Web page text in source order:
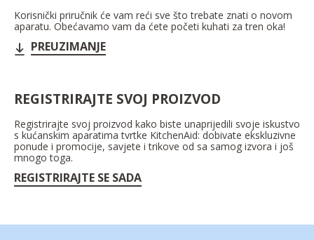
Korisnički priručnik će vam reći sve što trebate znati o novom
aparatu. Obećavamo vam da ćete početi kuhati za tren oka!
PREUZIMANJE
REGISTRIRAJTE SVOJ PROIZVOD
Registrirajte svoj proizvod kako biste unaprijedili svoje iskustvo
s kućanskim aparatima tvrtke KitchenAid: dobivate ekskluzivne
ponude i promocije, savjete i trikove od sa samog izvora i još
mnogo toga.
REGISTRIRAJTE SE SADA